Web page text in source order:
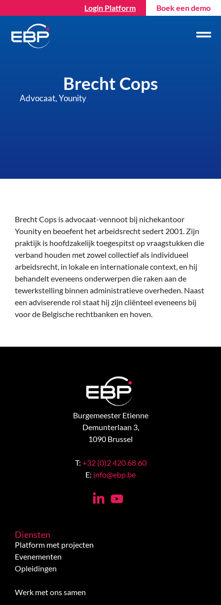
Login Platform Boek een demo
Brecht Cops
Advocaat, Younity
Brecht Cops is advocaat-vennoot bij nichekantoor
Younity en beoefent het arbeidsrecht sedert 2001. Zijn
praktijk is hoofdzakelijk toegespitst op vraagstukken die
verband houden met zowel collectief als individueel
arbeidsrecht, in lokale en internationale context, en hij
behandelt eveneens onderwerpen die raken aan de
tewerkstelling binnen administratieve overheden. Naast
een adviserende rol staat hij zijn cliënteel eveneens bij
voor de Belgische rechtbanken en hoven.
Burgemeester Etienne
Demunterlaan 3,
1090 Brussel
T: +32 (0)2 420 68 60
E: info@ebp.be
Diensten
Platform met projecten
Evenementen
Opleidingen
Werk met ons samen